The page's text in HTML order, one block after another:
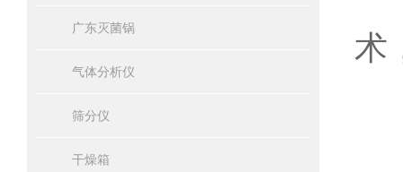
广东灭菌锅
气体分析仪
筛分仪
干燥箱
术